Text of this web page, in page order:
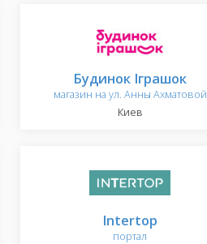
Будинок Іграшок
магазин на ул. Анны Ахматовой
Киев
Intertop
портал